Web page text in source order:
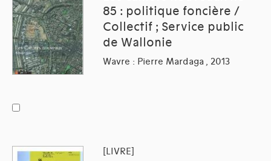
85 : politique foncière /
Collectif ; Service public
de Wallonie
Wavre : Pierre Mardaga , 2013
[LIVRE]